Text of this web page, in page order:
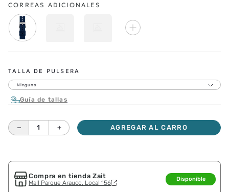
CORREAS ADICIONALES
TALLA DE PULSERA
Ninguno
Guía de tallas
＋
－ AGREGAR AL CARRO
Compra en tienda Zait
Mall Parque Arauco, Local 156
Disponible